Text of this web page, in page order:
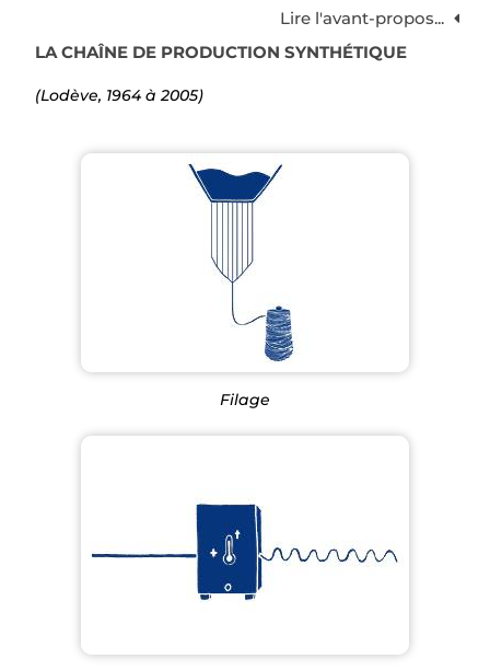
Lire l'avant-propos...
LA CHAÎNE DE PRODUCTION SYNTHÉTIQUE
(Lodève, 1964 à 2005)
Filage